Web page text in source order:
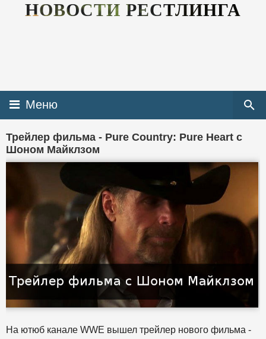
НОВОСТИ РЕСТЛИНГА
Меню
Трейлер фильма - Pure Country: Pure Heart с
Шоном Майклзом
На ютюб канале WWE вышел трейлер нового фильма -